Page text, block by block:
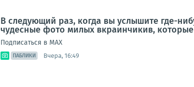
В следующий раз, когда вы услышите где-
чудесные фото милых вкраинчикив,
Подписаться в МАХ
ПАБЛИКИ Вчера, 16:49